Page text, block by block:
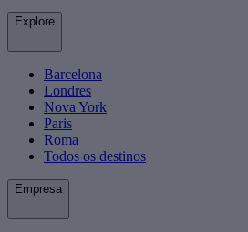
Explore
Barcelona
Londres
Nova York
Paris
Roma
Todos os destinos
Empresa